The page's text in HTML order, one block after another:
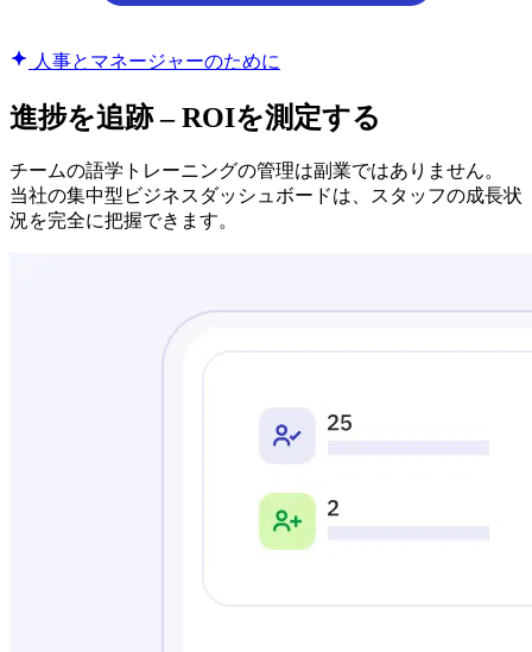
人事とマネージャーのために
進捗を追跡 – ROIを測定する
チームの語学トレーニングの管理は副業ではありません。
当社の集中型ビジネスダッシュボードは、スタッフの成長状
況を完全に把握できます。